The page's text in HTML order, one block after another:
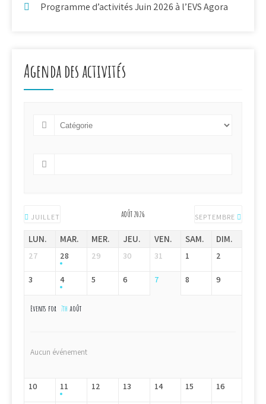
Programme d’activités Juin 2026 à l’EVS Agora
Agenda des activités
JUILLET AOÛT 2026 SEPTEMBRE
LUN. MAR. MER. JEU. VEN. SAM. DIM.
27 28 29 30 31 1 2
3 4 5 6 7 8 9
Events for 7th août
Aucun événement
10 11 12 13 14 15 16